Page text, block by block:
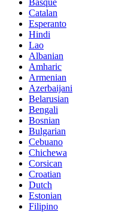
Catalan
Esperanto
Hindi
Lao
Albanian
Amharic
Armenian
Azerbaijani
Belarusian
Bengali
Bosnian
Bulgarian
Cebuano
Chichewa
Corsican
Croatian
Dutch
Estonian
Filipino